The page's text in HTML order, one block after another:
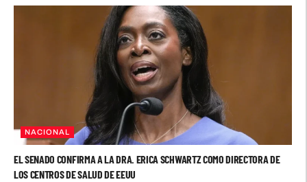
NACIONAL
EL SENADO CONFIRMA A LA DRA. ERICA SCHWARTZ COMO DIRECTORA DE
LOS CENTROS DE SALUD DE EEUU